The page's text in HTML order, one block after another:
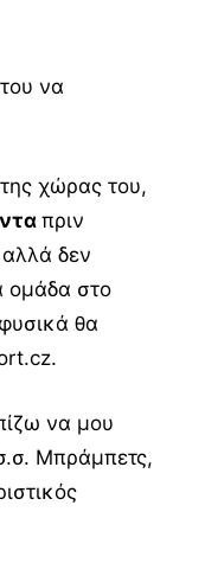
να
χώρας του,
πριν
δεν
ομάδα στο
θα
να μου
Μπράμπετς,